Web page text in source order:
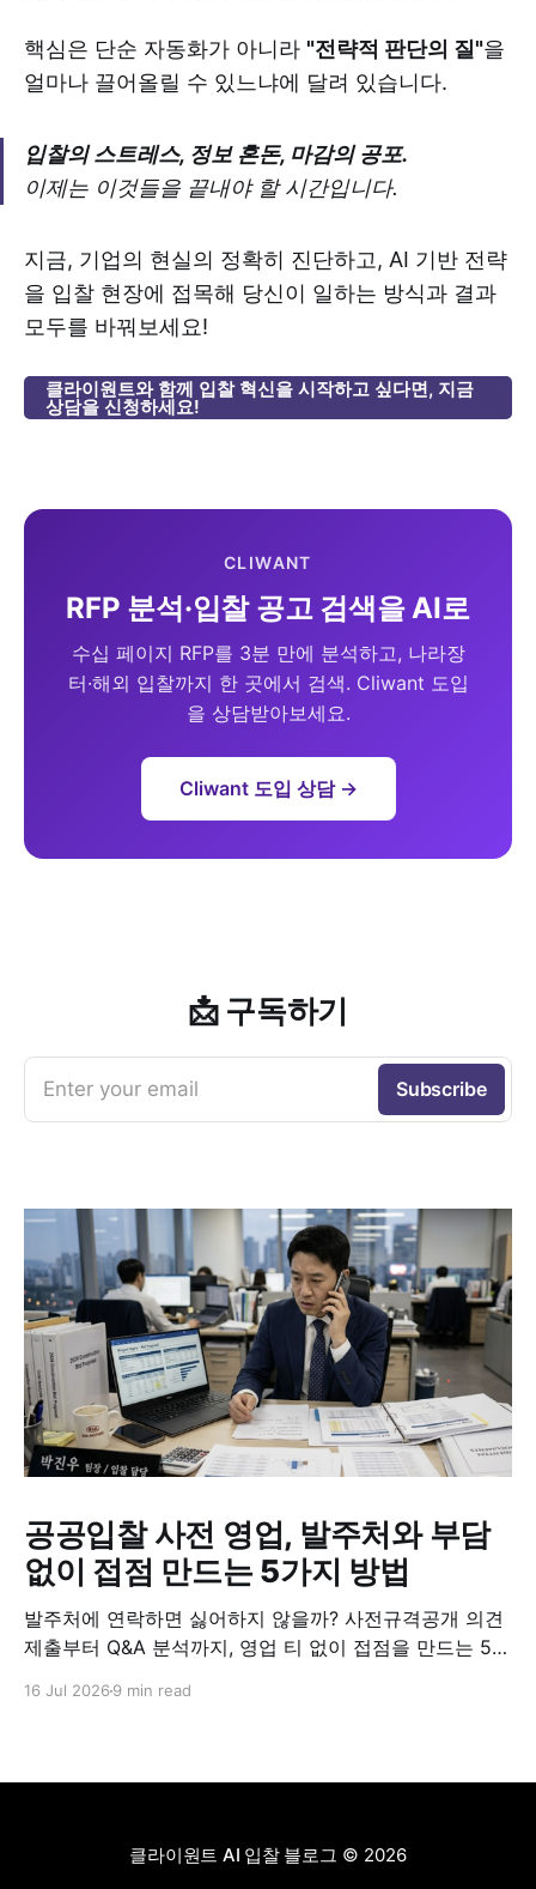
핵심은 단순 자동화가 아니라 "전략적 판단의 질"을
얼마나 끌어올릴 수 있느냐에 달려 있습니다.
입찰의 스트레스, 정보 혼돈, 마감의 공포.
이제는 이것들을 끝내야 할 시간입니다.
지금, 기업의 현실의 정확히 진단하고, AI 기반 전략
을 입찰 현장에 접목해 당신이 일하는 방식과 결과
모두를 바꿔보세요!
클라이원트와 함께 입찰 혁신을 시작하고 싶다면, 지금
상담을 신청하세요!
CLIWANT
RFP 분석·입찰 공고 검색을 AI로
수십 페이지 RFP를 3분 만에 분석하고, 나라장
터·해외 입찰까지 한 곳에서 검색. Cliwant 도입
을 상담받아보세요.
Cliwant 도입 상담 →
📩 구독하기
Enter your email Subscribe
공공입찰 사전 영업, 발주처와 부담
없이 접점 만드는 5가지 방법
발주처에 연락하면 싫어하지 않을까? 사전규격공개 의견
제출부터 Q&A 분석까지, 영업 티 없이 접점을 만드는 5가
16 Jul 2026 9 min read
클라이원트 AI 입찰 블로그 © 2026